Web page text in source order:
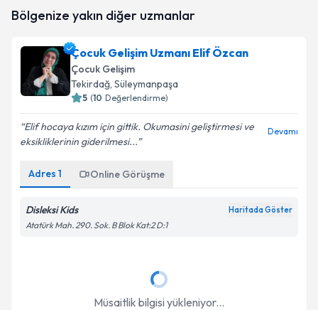
oluşturun. Size bu uzmandan randevu almanız için bir
E-posta Adresiniz
Kişisel verilerimin işlenmesine ilişkinAydınlatma
Metni'ni okudum ve kişisel verilerimin belirtilen
Takvim Talebini Gönder
Bölgenize yakın diğer uzmanlar
Çocuk Gelişim Uzmanı Elif Özcan
Çocuk Gelişim
Tekirdağ, Süleymanpaşa
5 (10 Değerlendirme)
Elif hocaya kızım için gittik. Okumasini geliştirmesi ve
eksikliklerinin giderilmesi...
Devamı
Adres 1 Online Görüşme
Disleksi Kids Haritada Göster
Atatürk Mah. 290. Sok. B Blok Kat:2 D:1
Müsaitlik bilgisi yükleniyor...